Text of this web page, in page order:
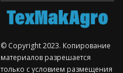
© Copyright 2023. Копирование
материалов разрешается
только с условием размещения